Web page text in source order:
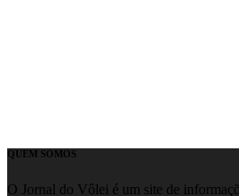
QUEM SOMOS
O Jornal do Vôlei é um site de